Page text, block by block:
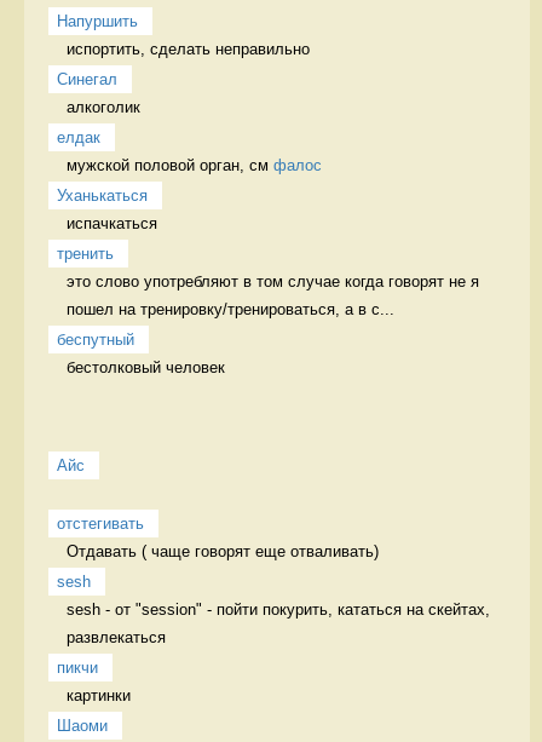
Напуршить
испортить, сделать неправильно
Синегал
алкоголик
елдак
мужской половой орган, см фалос
Уханькаться
испачкаться
тренить
это слово употребляют в том случае когда говорят не я
пошел на тренировку/тренироваться, а в с...
беспутный
бестолковый человек
Айс
отстегивать
Отдавать ( чаще говорят еще отваливать)
sesh
sesh - от "session" - пойти покурить, кататься на скейтах,
развлекаться
пикчи
картинки
Шаоми